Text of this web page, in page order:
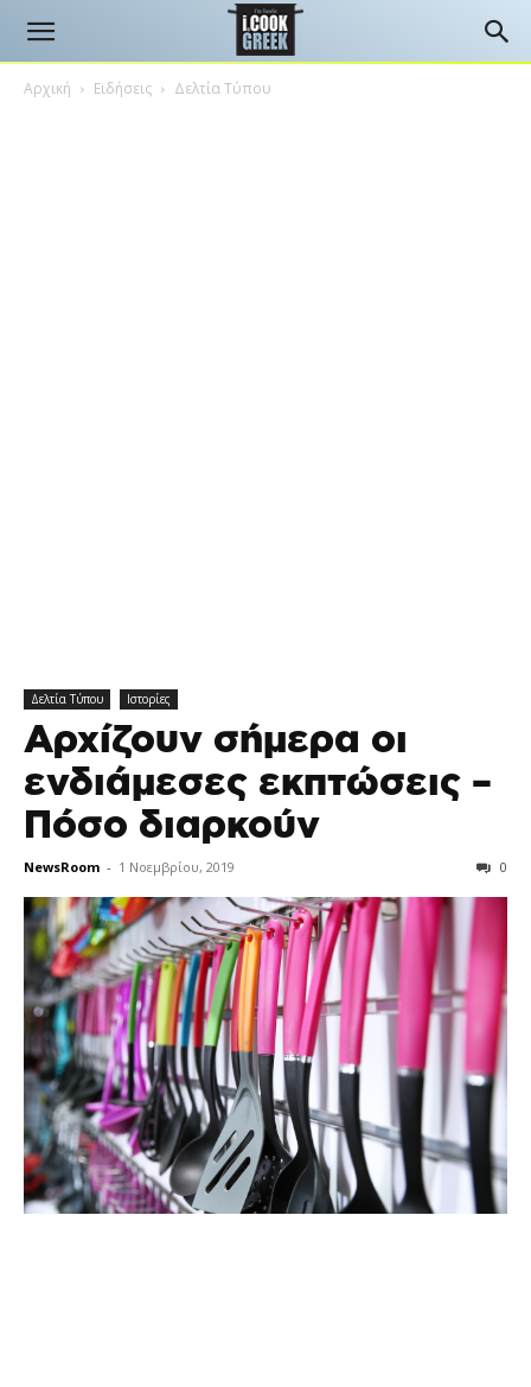
Αρχική Ειδήσεις Δελτία Τύπου
Δελτία Τύπου Ιστορίες
Αρχίζουν σήμερα οι
ενδιάμεσες εκπτώσεις –
Πόσο διαρκούν
NewsRoom - 1 Νοεμβρίου, 2019 0